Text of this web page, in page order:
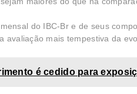
do IBC-Br e de seus
avaliação mais tempestiva da
é cedido para